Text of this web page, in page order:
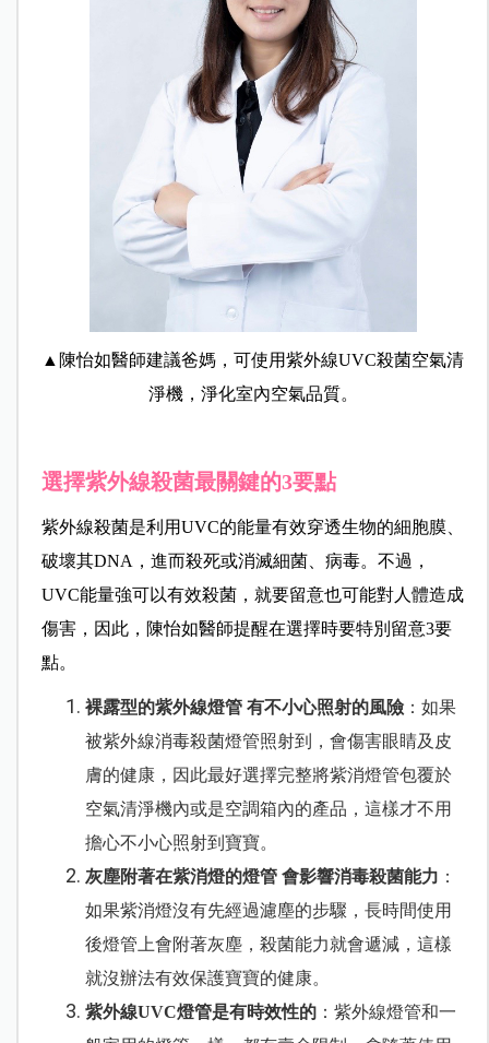
▲陳怡如醫師建議爸媽，可使用紫外線UVC殺菌空氣清
淨機，淨化室內空氣品質。
選擇紫外線殺菌最關鍵的3要點
紫外線殺菌是利用UVC的能量有效穿透生物的細胞膜、
破壞其DNA，進而殺死或消滅細菌、病毒。不過，
UVC能量強可以有效殺菌，就要留意也可能對人體造成
傷害，因此，陳怡如醫師提醒在選擇時要特別留意3要
點。
裸露型的紫外線燈管 有不小心照射的風險：如果
被紫外線消毒殺菌燈管照射到，會傷害眼睛及皮
膚的健康，因此最好選擇完整將紫消燈管包覆於
空氣清淨機內或是空調箱內的產品，這樣才不用
擔心不小心照射到寶寶。
灰塵附著在紫消燈的燈管 會影響消毒殺菌能力 ：
如果紫消燈沒有先經過濾塵的步驟，長時間使用
後燈管上會附著灰塵，殺菌能力就會遞減，這樣
就沒辦法有效保護寶寶的健康。
紫外線UVC燈管是有時效性的：紫外線燈管和一